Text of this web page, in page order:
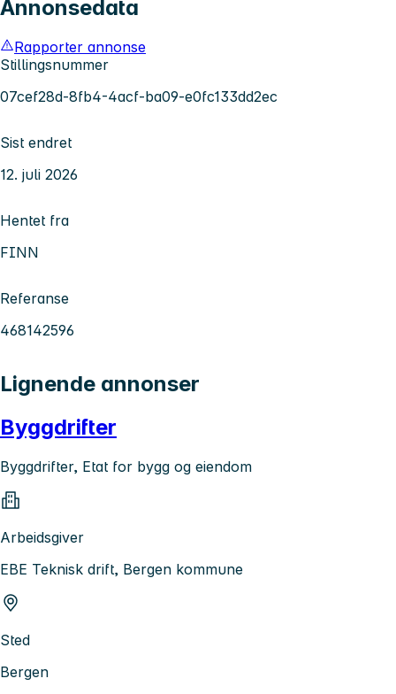
Annonsedata
Rapporter annonse
Stillingsnummer
07cef28d-8fb4-4acf-ba09-e0fc133dd2ec
Sist endret
12. juli 2026
Hentet fra
FINN
Referanse
468142596
Lignende annonser
Byggdrifter
Byggdrifter, Etat for bygg og eiendom
Arbeidsgiver
EBE Teknisk drift, Bergen kommune
Sted
Bergen